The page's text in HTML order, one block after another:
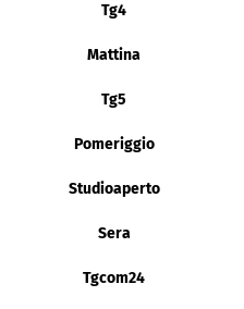
Tg4
Mattina
Tg5
Pomeriggio
Studioaperto
Sera
Tgcom24